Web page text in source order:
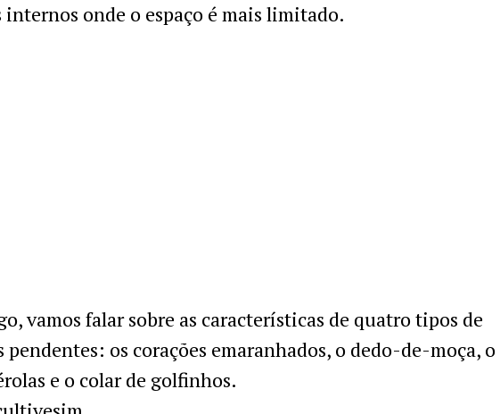
internos onde o espaço é mais limitado.
vamos falar sobre as características de quatro tipos de
pendentes: os corações emaranhados, o dedo-de-moça, o
e o colar de golfinhos.